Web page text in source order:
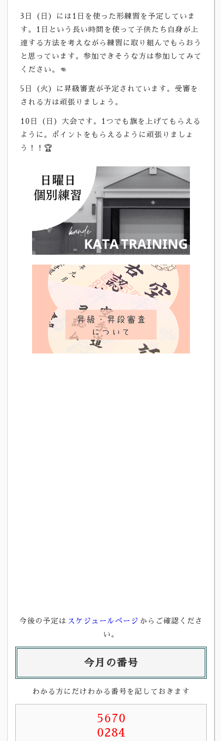
3日（日）には1日を使った形練習を予定していま
す。1日という長い時間を使って子供たち自身が上
達する方法を考えながら練習に取り組んでもらおう
と思っています。参加できそうな方は参加してみて
ください。👊
5日（火）に昇級審査が予定されています。受審を
される方は頑張りましょう。
10日（日）大会です。1つでも旗を上げてもらえる
ように。ポイントをもらえるように頑張りましょ
う！！🏆
今後の予定は スケジュールページ からご確認くださ
い。
今月の番号
わかる方にだけわかる番号を記しておきます
5670
0284